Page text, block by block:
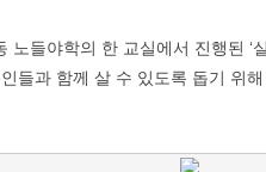
노들야학의 한 교실에서 진행된 ‘
들과 함께 살 수 있도록 돕기 위